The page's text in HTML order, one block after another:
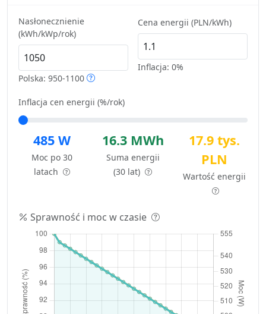
Nasłonecznienie
(kWh/kWp/rok)
Polska: 950-1100
Cena energii (PLN/kWh)
Inflacja: 0%
Inflacja cen energii (%/rok)
485 W
Moc po 30
latach
16.3 MWh
Suma energii
(30 lat)
17.9 tys.
PLN
Wartość energii
Sprawność i moc w czasie